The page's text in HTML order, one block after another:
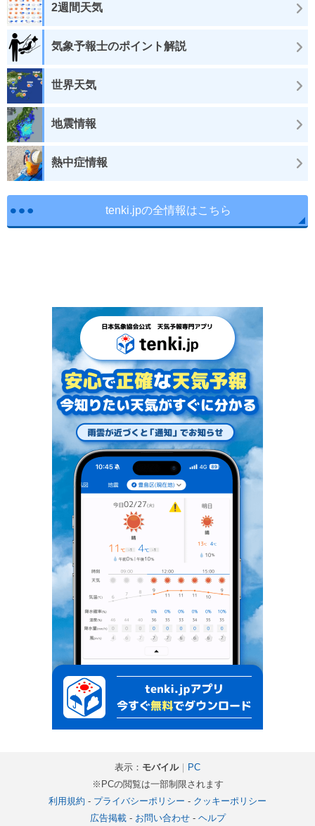
2週間天気
気象予報士のポイント解説
世界天気
地震情報
熱中症情報
tenki.jpの全情報はこちら
表示： モバイル｜ PC
※PCの閲覧は一部制限されます
利用規約 - プライバシーポリシー - クッキーポリシー
広告掲載- お問い合わせ- ヘルプ